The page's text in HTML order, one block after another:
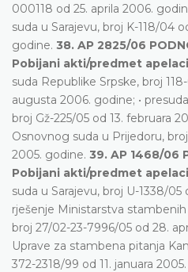
000118 od 25. aprila 2006.
suda u Sarajevu, broj K-118/04
godine. 38. AP 2825/06
Pobijani akti/predmet
suda Republike Srpske, broj
augusta 2006. godine; •
broj Gž-225/05 od 13. februara
Osnovnog suda u Prijedoru,
2005. godine. 39. AP 1468/06
Pobijani akti/predmet
suda u Sarajevu, broj U-1338/05
rješenje Ministarstva
broj 27/02-23-7996/05 od 28.
Uprave za stambena pitanja
372-2318/99 od 11. januara